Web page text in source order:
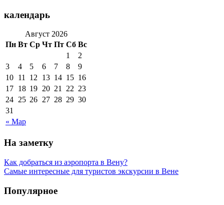
календарь
Август 2026
Пн Вт Ср Чт Пт Сб Вс
« Мар
1
2
3
4 5 6 7 8
9
10 11 12 13 14 15 16
17 18 19 20 21 22 23
24 25 26 27 28 29 30
31
На заметку
Как добраться из аэропорта в Вену?
Самые интересные для туристов экскурсии в Вене
Популярное